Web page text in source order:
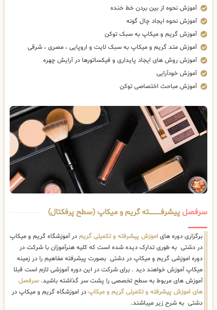
آموزش نحوه از بین بردن خط خنده
آموزش نحوه ایجاد چال گونه
آموزش گریم و میکاپ به سبک توکن
آموزش متد گریم و میکاپ به سبک لایت و اروپایی ، مصری ، شرقی
آموزش روش های ایجاد پایداری و فیکساتورها در آرایش چهره
آموزش خودآرایی
آموزش مباحث اختصاصی توکن
سرفصلپیشرفــــــــــــته گریم و میکاپ (سطح پرفکتال)
برگزاری دوره های اموزش پیشرفته و تکمیلی گریم در آموزشگاه گریم و میکاپ
در دشتی به طوری تدارک دیده شده است که کلیه هنرآموزان با شرکت در
دوره اموزشی گریم و میکاپ در دشتی بصورت پیشرفته مفاهیم را در زمینه
میکاپ آموزش خواهند دید . برای شرکت در این دوره آموزشی لازم است قبلا
آموزش های مربوط به سطح تخصصی را پشت سر گذاشته باشید.سرفصل
های اموزش پیشرفته و تکمیلی گریم و میکاپ در اموزشگاه گریم و میکاپ در
دشتی به شرح زیر میباشند.